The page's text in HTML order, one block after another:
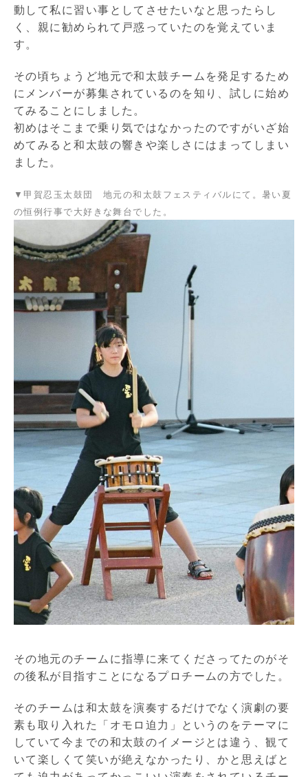
動して私に習い事としてさせたいなと思ったらし
く、親に勧められて戸惑っていたのを覚えていま
す。
その頃ちょうど地元で和太鼓チームを発足するため
にメンバーが募集されているのを知り、試しに始め
てみることにしました。
初めはそこまで乗り気ではなかったのですがいざ始
めてみると和太鼓の響きや楽しさにはまってしまい
ました。
▼甲賀忍玉太鼓団 地元の和太鼓フェスティバルにて。暑い夏
の恒例行事で大好きな舞台でした。
その地元のチームに指導に来てくださってたのがそ
の後私が目指すことになるプロチームの方でした。
そのチームは和太鼓を演奏するだけでなく演劇の要
素も取り入れた「オモロ迫力」というのをテーマに
していて今までの和太鼓のイメージとは違う、観て
いて楽しくて笑いが絶えなかったり、かと思えばと